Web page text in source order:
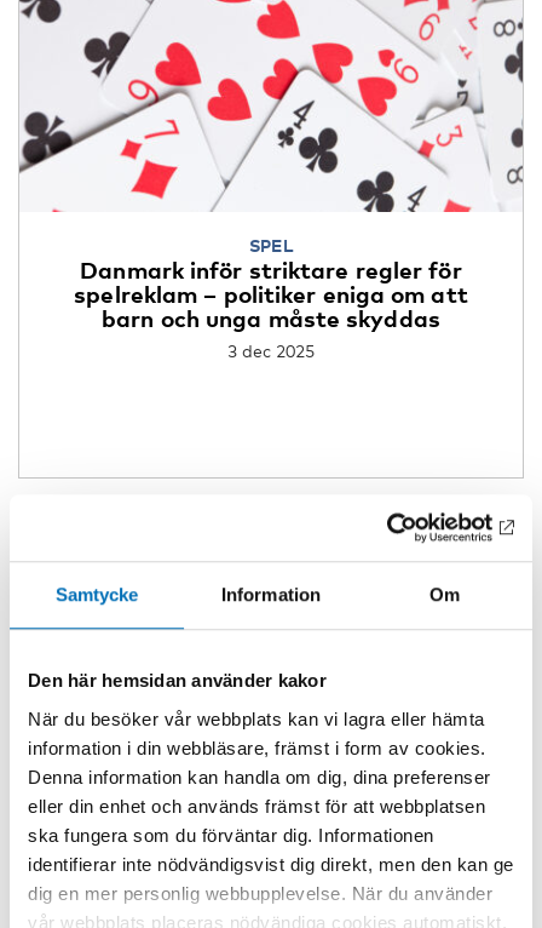
Samtycke Information Om
Den här hemsidan använder kakor
När du besöker vår webbplats kan vi lagra eller hämta
information i din webbläsare, främst i form av cookies.
Denna information kan handla om dig, dina preferenser
eller din enhet och används främst för att webbplatsen
ska fungera som du förväntar dig. Informationen
identifierar inte nödvändigsvist dig direkt, men den kan ge
dig en mer personlig webbupplevelse. När du använder
vår webbplats placeras nödvändiga cookies automatiskt,
SPEL
Danmark inför striktare regler för
spelreklam – politiker eniga om att
barn och unga måste skyddas
3 dec 2025